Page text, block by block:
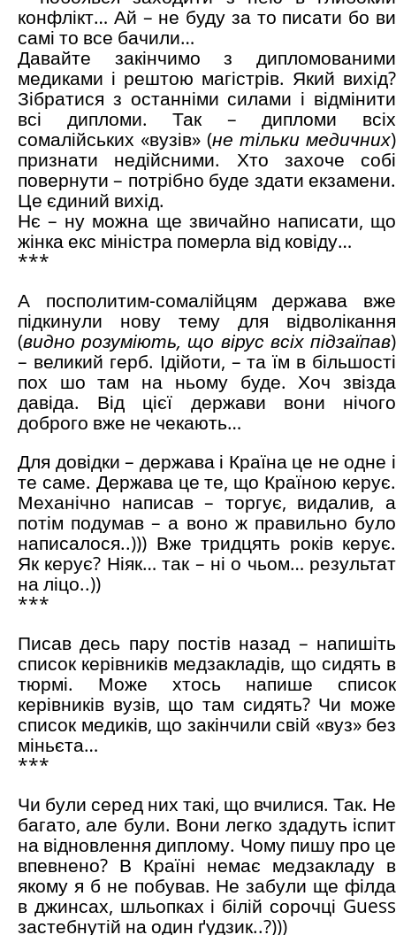
конфлікт… Ай – не буду за то писати бо ви
самі то все бачили…
Давайте закінчимо з дипломованими
медиками і рештою магістрів. Який вихід?
Зібратися з останніми силами і відмінити
всі дипломи. Так – дипломи всіх
сомалійських «вузів» (не тільки медичних)
признати недійсними. Хто захоче собі
повернути – потрібно буде здати екзамени.
Це єдиний вихід.
Нє – ну можна ще звичайно написати, що
жінка екс міністра померла від ковіду…
***
А посполитим-сомалійцям держава вже
підкинули нову тему для відволікання
(видно розуміють, що вірус всіх підзаїпав)
– великий герб. Ідійоти, – та їм в більшості
пох шо там на ньому буде. Хоч звізда
давіда. Від цієї держави вони нічого
доброго вже не чекають…
Для довідки – держава і Країна це не одне і
те саме. Держава це те, що Країною керує.
Механічно написав – торгує, видалив, а
потім подумав – а воно ж правильно було
написалося..))) Вже тридцять років керує.
Як керує? Ніяк… так – ні о чьом… результат
на ліцо..))
***
Писав десь пару постів назад – напишіть
список керівників медзакладів, що сидять в
тюрмі. Може хтось напише список
керівників вузів, що там сидять? Чи може
список медиків, що закінчили свій «вуз» без
міньєта…
***
Чи були серед них такі, що вчилися. Так. Не
багато, але були. Вони легко здадуть іспит
на відновлення диплому. Чому пишу про це
впевнено? В Країні немає медзакладу в
якому я б не побував. Не забули ще філда
в джинсах, шльопках і білій сорочці Guess
застебнутій на один ґудзик..?)))